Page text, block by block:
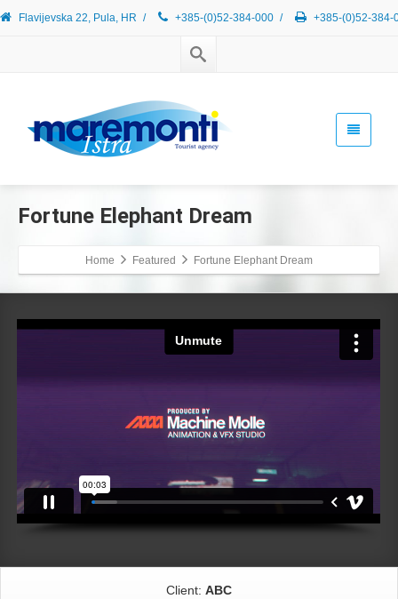
Flavijevska 22, Pula, HR / +385-(0)52-384-000 / +385-(0)52-
Fortune Elephant Dream
Home Featured Fortune Elephant Dream
Client: ABC